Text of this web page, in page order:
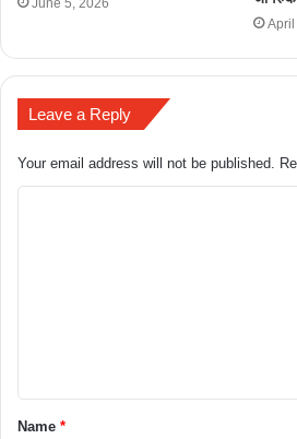
June 5, 2026
April
Leave a Reply
Your email address will not be published.
Name *